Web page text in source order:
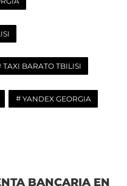
TAXI BARATO TBILISI
YANDEX GEORGIA
BANCARIA EN